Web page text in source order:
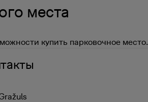
места
купить парковочное место.